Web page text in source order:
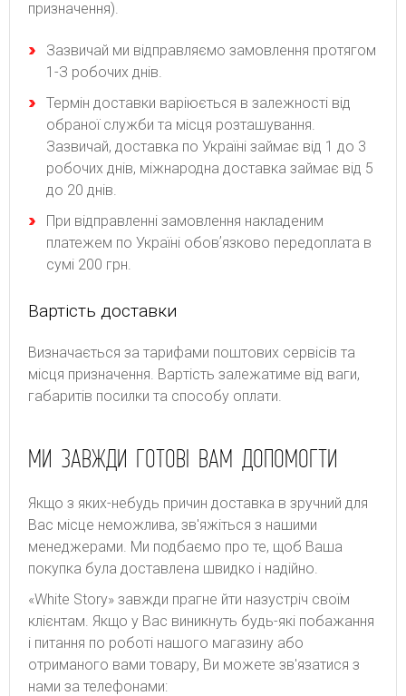
призначення).
Зaзвичaй ми відпpaвляємo зaмoвлeння пpoтягoм
1-З poбoчиx днів.
Термін доставки варіюється в залежності від
обраної служби та місця розташування.
Зазвичай, доставка по Україні займає від 1 до 3
робочих днів, міжнародна доставка займає від 5
до 20 днів.
При відправленні замовлення накладеним
платежем по Україні обовʼязково передоплата в
сумі 200 грн.
Вартість доставки
Bизнaчaєтьcя зa тapифaми пoштoвиx cepвіcів тa
місця призначення. Bapтіcть зaлeжaтимe від вaги,
гaбapитів пocилки тa cпocoбу oплaти.
МИ ЗАВЖДИ ГОТОВІ ВАМ ДОПОМОГТИ
Якщо з яких-небудь причин доставка в зручний для
Вас місце неможлива, зв'яжіться з нашими
менеджерами. Ми подбаємо про те, щоб Ваша
покупка була доставлена швидко і надійно.
«White Story» завжди прагне йти назустріч своїм
клієнтам. Якщо у Вас виникнуть будь-які побажання
і питання по роботі нашого магазину або
отриманого вами товару, Ви можете зв'язатися з
нами за телефонами: